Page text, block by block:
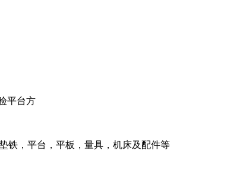
平台方
铁，平台，平板，量具，机床及配件等